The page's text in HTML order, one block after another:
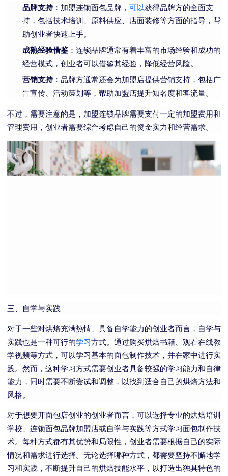
品牌支持：加盟连锁面包品牌， 可以获得品牌方的全面支
持，包括技术培训、原料供应、店面装修等方面的指导，帮
助创业者快速上手。
成熟经验借鉴：连锁品牌通常有着丰富的市场经验和成功的
经营模式，创业者可以借鉴其经验，降低经营风险。
营销支持：品牌方通常还会为加盟店提供营销支持，包括广
告宣传、活动策划等，帮助加盟店提升知名度和客流量。
不过，需要注意的是，加盟连锁品牌需要支付一定的加盟费用和
管理费用，创业者需要综合考虑自己的资金实力和经营需求。
三、自学与实践
对于一些对烘焙充满热情、具备自学能力的创业者而言，自学与
实践也是一种可行的学习方式。通过购买烘焙书籍、观看在线教
学视频等方式，可以学习基本的面包制作技术，并在家中进行实
践。然而，这种学习方式需要创业者具备较强的学习能力和自律
能力，同时需要不断尝试和调整，以找到适合自己的烘焙方法和
风格。
对于想要开面包店创业的创业者而言，可以选择专业的烘焙培训
学校、连锁面包品牌加盟店或自学与实践等方式学习面包制作技
术。每种方式都有其优势和局限性，创业者需要根据自己的实际
情况和需求进行选择。无论选择哪种方式，都需要坚持不懈地学
习和实践，不断提升自己的烘焙技能水平，以打造出独具特色的